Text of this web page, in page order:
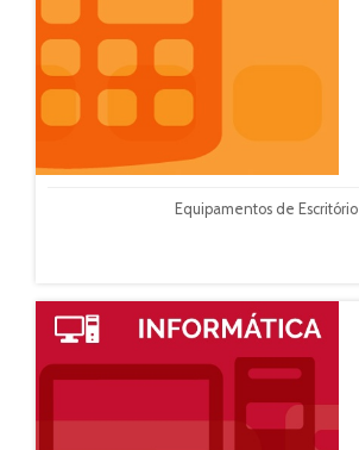
Equipamentos de Escritório